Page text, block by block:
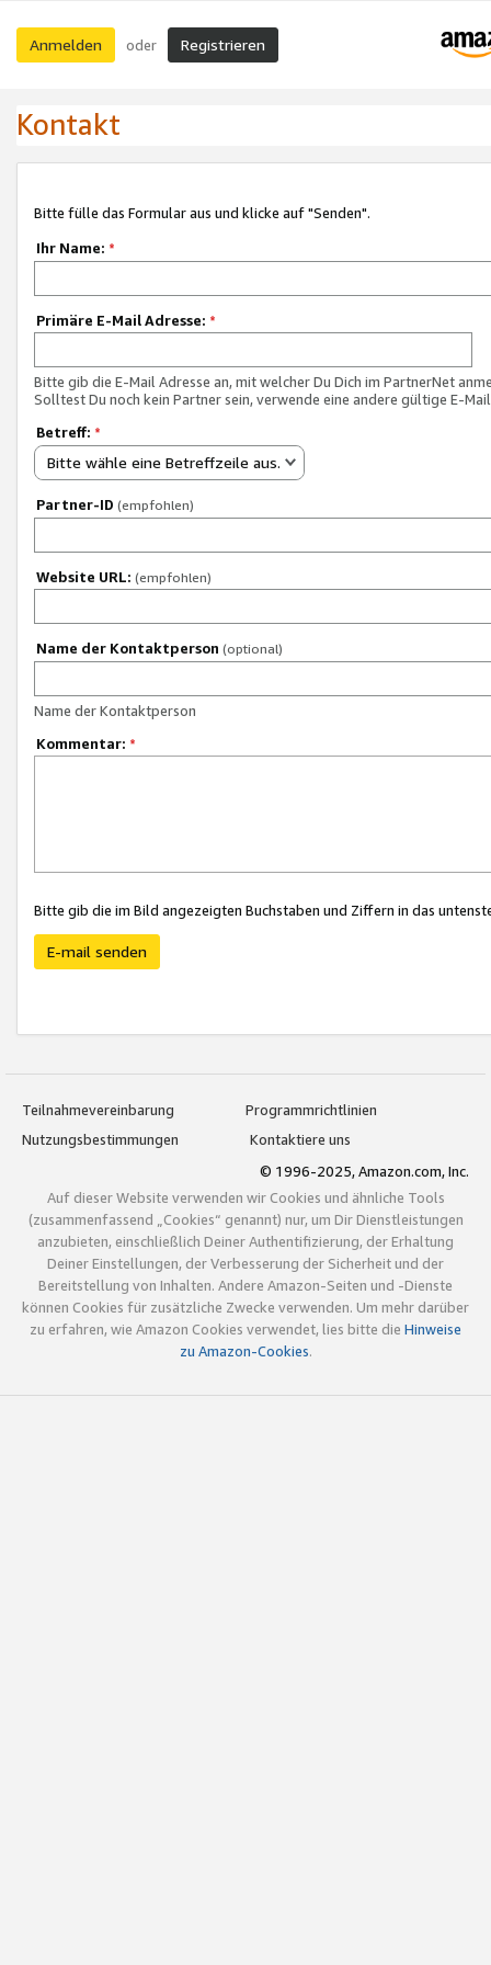
Anmelden oder Registrieren
Kontakt
Bitte fülle das Formular aus und klicke auf "Senden".
Ihr Name: *
Primäre E-Mail Adresse: *
Bitte gib die E-Mail Adresse an, mit welcher Du Dich im PartnerNet
Solltest Du noch kein Partner sein, verwende eine andere gültige E-
Betreff: *
Bitte wähle eine Betreffzeile aus.
Partner-ID (empfohlen)
Website URL: (empfohlen)
Name der Kontaktperson (optional)
Name der Kontaktperson
Kommentar: *
Bitte gib die im Bild angezeigten Buchstaben und Ziffern in das
E-mail senden
Teilnahmevereinbarung
Programmrichtlinien
Nutzungsbestimmungen
Kontaktiere uns
© 1996-2025, Amazon.com, Inc.
Auf dieser Website verwenden wir Cookies und ähnliche Tools
(zusammenfassend „Cookies“ genannt) nur, um Dir Dienstleistungen
anzubieten, einschließlich Deiner Authentifizierung, der Erhaltung
Deiner Einstellungen, der Verbesserung der Sicherheit und der
Bereitstellung von Inhalten. Andere Amazon-Seiten und -Dienste
können Cookies für zusätzliche Zwecke verwenden. Um mehr darüber
zu erfahren, wie Amazon Cookies verwendet, lies bitte die Hinweise
zu Amazon-Cookies.